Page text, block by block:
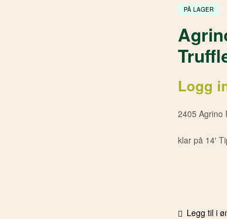
PÅ LAGER
Logg
2405 Agrino
klar på 14′
Legg til i